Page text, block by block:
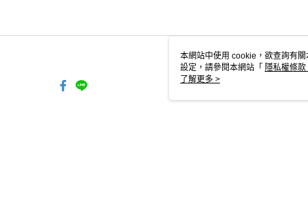
本網站中使用 cookie，欲查詢有
設定，請參閱本網站「 隱私權條款
使用 cookie。
了解更多 >